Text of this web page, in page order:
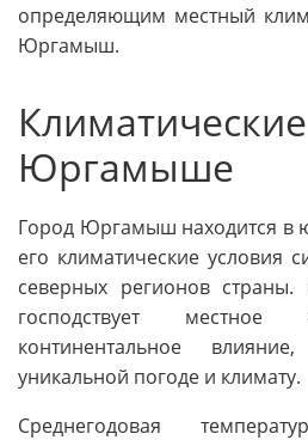
определяющим местный
Юргамыш.
Юргамыше
Город Юргамыш находится в
его климатические условия
северных регионов
господствует местное
континентальное
уникальной погоде и климату.
Среднегодовая